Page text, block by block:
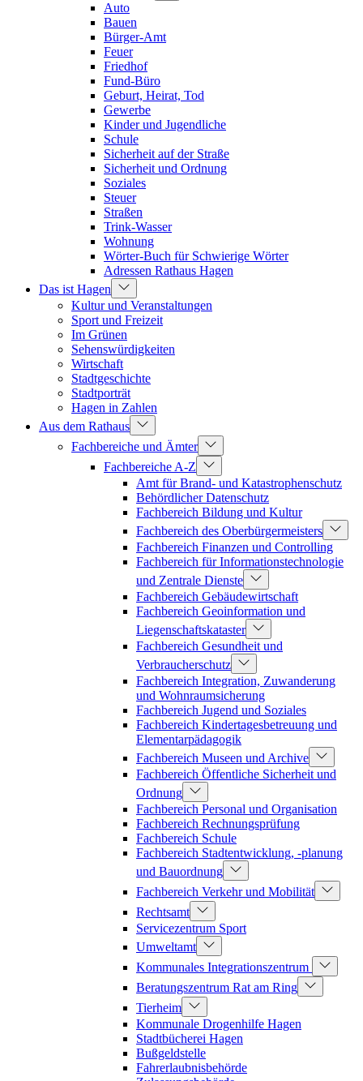
Auto
Bauen
Bürger-Amt
Feuer
Friedhof
Fund-Büro
Geburt, Heirat, Tod
Gewerbe
Kinder und Jugendliche
Schule
Sicherheit auf der Straße
Sicherheit und Ordnung
Soziales
Steuer
Straßen
Trink-Wasser
Wohnung
Wörter-Buch für Schwierige Wörter
Adressen Rathaus Hagen
Das ist Hagen
Kultur und Veranstaltungen
Sport und Freizeit
Im Grünen
Sehenswürdigkeiten
Wirtschaft
Stadtgeschichte
Stadtporträt
Hagen in Zahlen
Aus dem Rathaus
Fachbereiche und Ämter
Fachbereiche A-Z
Amt für Brand- und Katastrophenschutz
Behördlicher Datenschutz
Fachbereich Bildung und Kultur
Fachbereich des Oberbürgermeisters
Fachbereich Finanzen und Controlling
Fachbereich für Informationstechnologie
und Zentrale Dienste
Fachbereich Gebäudewirtschaft
Fachbereich Geoinformation und
Liegenschaftskataster
Fachbereich Gesundheit und
Verbraucherschutz
Fachbereich Integration, Zuwanderung
und Wohnraumsicherung
Fachbereich Jugend und Soziales
Fachbereich Kindertagesbetreuung und
Elementarpädagogik
Fachbereich Museen und Archive
Fachbereich Öffentliche Sicherheit und
Ordnung
Fachbereich Personal und Organisation
Fachbereich Rechnungsprüfung
Fachbereich Schule
Fachbereich Stadtentwicklung, -planung
und Bauordnung
Fachbereich Verkehr und Mobilität
Rechtsamt
Servicezentrum Sport
Umweltamt
Kommunales Integrationszentrum
Beratungszentrum Rat am Ring
Tierheim
Kommunale Drogenhilfe Hagen
Stadtbücherei Hagen
Bußgeldstelle
Fahrerlaubnisbehörde